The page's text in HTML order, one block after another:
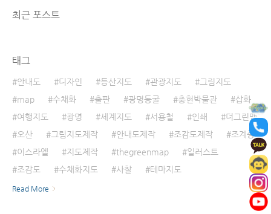
최근 포스트
태그
안내도 디자인 등산지도 관광지도
그림지도
map
수채화 출판 광명동굴 충현박물관
삽화
여행지도
광명 세계지도 서용철 인쇄
더그린맵
오산
그림지도제작 안내도제작 조감도제작
조계종
이스라엘
지도제작 thegreenmap
일러스트
조감도
수채화지도 사찰 테마지도
Read More